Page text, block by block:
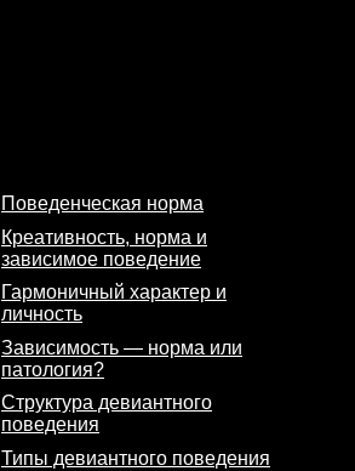
Поведенческая норма
Креативность, норма и
зависимое поведение
Гармоничный характер и
личность
Зависимость — норма или
патология?
Структура девиантного
поведения
Типы девиантного поведения